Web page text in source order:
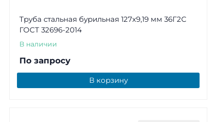
Труба стальная бурильная 127х9,19 мм 36Г2С
ГОСТ 32696-2014
В наличии
По запросу
В корзину